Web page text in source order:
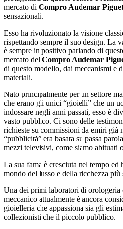
mercato di Compro Audemar
sensazionali.
Esso ha rivoluzionato la visione
rispettando sempre il suo design. La
è sempre in positivo parlando di
mercato del Compro Audemar
di questo modello, dai meccanismi e
materiali.
Nato principalmente per un settore
che erano gli unici “gioielli” che un
indossare negli anni passati, esso è
vasto pubblico. Ci sono delle
richieste su commissioni da emiri già
“pubblicità” era basata su passa
mezzi televisivi, come siamo abituati
La sua fama è cresciuta nel tempo ed
mondo del lusso e della ricchezza più
Una dei primi laboratori di orologeria
meccanico attualmente è ancora
gioielleria che appassiona sia gli
collezionisti che il piccolo pubblico.